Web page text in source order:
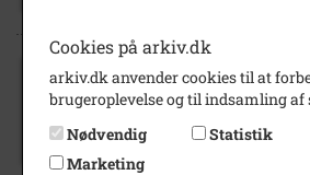
1930
Folkedans Løve 1.
Løve Mark 3. Madsen,
Cookies på arkiv.dk
arkiv.dk anvender cookies til at
brugeroplevelse og til indsamling
Nødvendig
Statistik
Marketing